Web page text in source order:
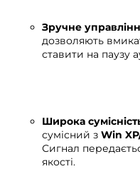
Зручне
дозволяють
ставити на паузу
Широка
сумісний з Win
Сигнал
якості.